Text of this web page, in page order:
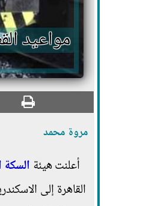
مواعيد
مروة محمد
أعلنت هيئة السكة
القاهرة إلى